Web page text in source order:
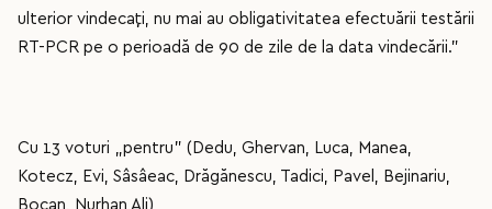
ulterior vindecați, nu mai au obligativitatea efectuării testării
RT-PCR pe o perioadă de 90 de zile de la data vindecării.”
Cu 13 voturi „pentru” (Dedu, Ghervan, Luca, Manea,
Kotecz, Evi, Sâsâeac, Drăgănescu, Tadici, Pavel, Bejinariu,
Bocan, Nurhan Ali)